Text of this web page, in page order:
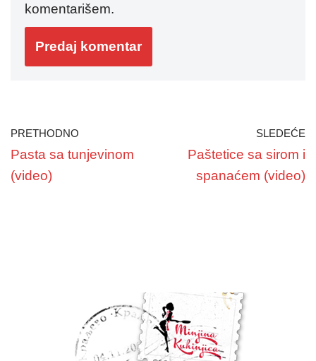
komentarišem.
PRETHODNO
Pasta sa tunjevinom
(video)
SLEDEĆE
Paštetice sa sirom i
spanaćem (video)